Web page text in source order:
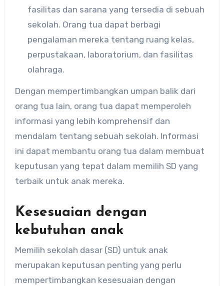
fasilitas dan sarana yang tersedia di sebuah
sekolah. Orang tua dapat berbagi
pengalaman mereka tentang ruang kelas,
perpustakaan, laboratorium, dan fasilitas
olahraga.
Dengan mempertimbangkan umpan balik dari
orang tua lain, orang tua dapat memperoleh
informasi yang lebih komprehensif dan
mendalam tentang sebuah sekolah. Informasi
ini dapat membantu orang tua dalam membuat
keputusan yang tepat dalam memilih SD yang
terbaik untuk anak mereka.
Kesesuaian dengan
kebutuhan anak
Memilih sekolah dasar (SD) untuk anak
merupakan keputusan penting yang perlu
mempertimbangkan kesesuaian dengan